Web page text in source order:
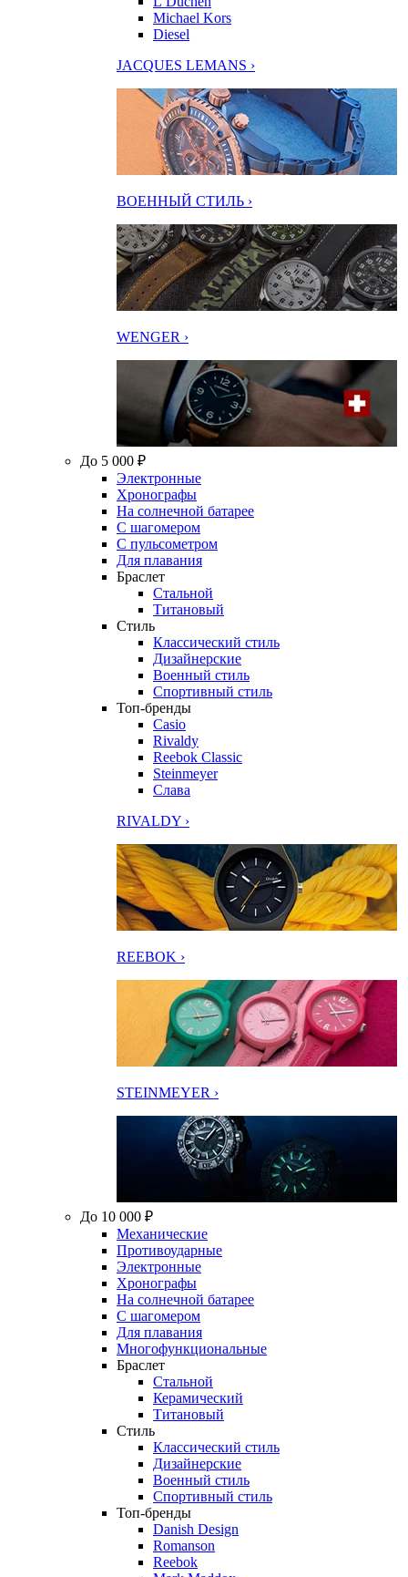
Michael Kors
Diesel
JACQUES LEMANS ›
ВОЕННЫЙ СТИЛЬ ›
WENGER ›
До 5 000 ₽
Электронные
Хронографы
На солнечной батарее
С шагомером
С пульсометром
Для плавания
Браслет
Стальной
Титановый
Стиль
Классический стиль
Дизайнерские
Военный стиль
Спортивный стиль
Топ-бренды
Casio
Rivaldy
Reebok Classic
Steinmeyer
Слава
RIVALDY ›
REEBOK ›
STEINMEYER ›
До 10 000 ₽
Механические
Противоударные
Электронные
Хронографы
На солнечной батарее
С шагомером
Для плавания
Многофункциональные
Браслет
Стальной
Керамический
Титановый
Стиль
Классический стиль
Дизайнерские
Военный стиль
Спортивный стиль
Топ-бренды
Danish Design
Romanson
Reebok